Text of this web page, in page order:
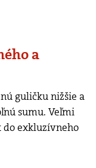
a
sumu. Veľmi
do exkluzívneho